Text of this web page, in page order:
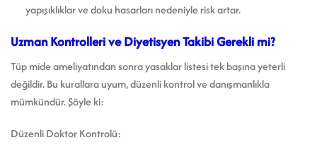
yapışıklıklar ve doku hasarları nedeniyle risk artar.
Uzman Kontrolleri ve Diyetisyen Takibi Gerekli mi?
Tüp mide ameliyatından sonra yasaklar listesi tek başına yeterli
değildir. Bu kurallara uyum, düzenli kontrol ve danışmanlıkla
mümkündür. Şöyle ki:
Düzenli Doktor Kontrolü: